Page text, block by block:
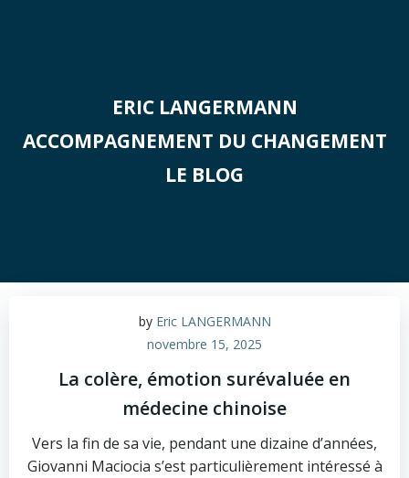
ERIC LANGERMANN
ACCOMPAGNEMENT DU CHANGEMENT
LE BLOG
by Eric LANGERMANN
novembre 15, 2025
La colère, émotion surévaluée en
médecine chinoise
Vers la fin de sa vie, pendant une dizaine d’années,
Giovanni Maciocia s’est particulièrement intéressé à